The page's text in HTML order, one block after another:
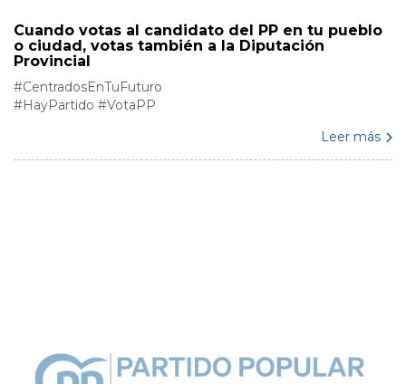
Cuando votas al candidato del PP en tu pueblo
o ciudad, votas también a la Diputación
Provincial
#CentradosEnTuFuturo
#HayPartido #VotaPP
Leer más